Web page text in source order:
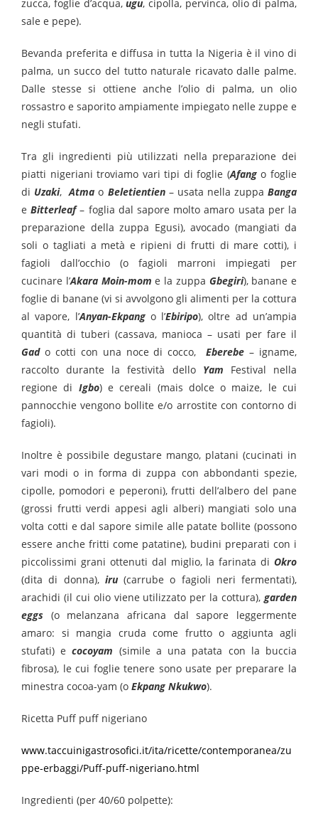
zucca, foglie d’acqua,ugu, cipolla, pervinca, olio di palma,
sale e pepe).
Bevanda preferita e diffusa in tutta la Nigeria è il vino di
palma, un succo del tutto naturale ricavato dalle palme.
Dalle stesse si ottiene anche l’olio di palma, un olio
rossastro e saporito ampiamente impiegato nelle zuppe e
negli stufati.
Tra gli ingredienti più utilizzati nella preparazione dei
piatti nigeriani troviamo vari tipi di foglie (Afango foglie
di Uzaki,Atmao Beletientien– usata nella zuppaBanga
eBitterleaf– foglia dal sapore molto amaro usata per la
preparazione della zuppa Egusi), avocado (mangiati da
soli o tagliati a metà e ripieni di frutti di mare cotti), i
fagioli dall’occhio (o fagioli marroni impiegati per
cucinare l’Akara Moin-mom e la zuppa Gbegiri), banane e
foglie di banane (vi si avvolgono gli alimenti per la cottura
al vapore, l’Anyan-Ekpango l’Ebiripo), oltre ad un’ampia
quantità di tuberi (cassava, manioca – usati per fare il
Gad o cotti con una noce di cocco,Eberebe– igname,
raccolto durante la festività dello Yam Festival nella
regione di Igbo) e cereali (mais dolce o maize, le cui
pannocchie vengono bollite e/o arrostite con contorno di
fagioli).
Inoltre è possibile degustare mango, platani (cucinati in
vari modi o in forma di zuppa con abbondanti spezie,
cipolle, pomodori e peperoni), frutti dell’albero del pane
(grossi frutti verdi appesi agli alberi) mangiati solo una
volta cotti e dal sapore simile alle patate bollite (possono
essere anche fritti come patatine), budini preparati con i
piccolissimi grani ottenuti dal miglio, la farinata di Okro
(dita di donna), iru (carrube o fagioli neri fermentati),
arachidi (il cui olio viene utilizzato per la cottura), garden
eggs (o melanzana africana dal sapore leggermente
amaro: si mangia cruda come frutto o aggiunta agli
stufati) ecocoyam (simile a una patata con la buccia
fibrosa), le cui foglie tenere sono usate per preparare la
minestra cocoa-yam (o Ekpang Nkukwo).
Ricetta Puff puff nigeriano
www.taccuinigastrosofici.it/ita/ricette/contemporanea/zu
ppe-erbaggi/Puff-puff-nigeriano.html
Ingredienti (per 40/60 polpette):